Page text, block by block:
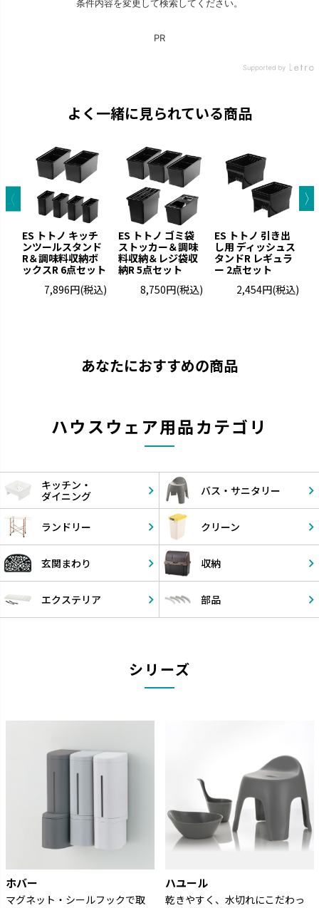
よく一緒に見られている商品
ES トトノ キッチ
ンツールスタンド
R＆調味料収納ボ
ックスR 6点セット
7,896円(税込)
ES トトノ ゴミ袋
ストッカー＆調味
料収納＆レジ袋収
納R 5点セット
8,750円(税込)
ES トトノ 引き出
し用 ディッシュス
タンドR レギュラ
ー 2点セット
2,454円(税込)
あなたにおすすめの商品
ハウスウェア用品カテゴリ
キッチン・
ダイニング
バス・ サニタリー
ランドリー クリーン
玄関まわり 収納
エクステリア 部品
シリーズ
ホバー
マグネット・シールフックで取
ハユール
乾きやすく、水切れにこだわっ